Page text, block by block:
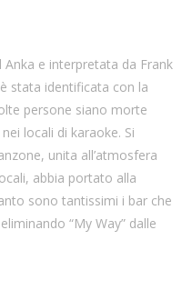
e interpretata da Frank
stata identificata con la
persone siano morte
locali di karaoke. Si
unita all’atmosfera
abbia portato alla
sono tantissimi i bar che
“My Way” dalle